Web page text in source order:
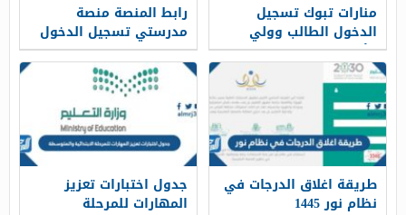
منارات تبوك تسجيل
الدخول الطالب وولي
الأمر والمعلم 1443
رابط المنصة منصة
مدرستي تسجيل الدخول
schools madrasati sa
طريقة اغلاق الدرجات في
نظام نور 1445
جدول اختبارات تعزيز
المهارات للمرحلة